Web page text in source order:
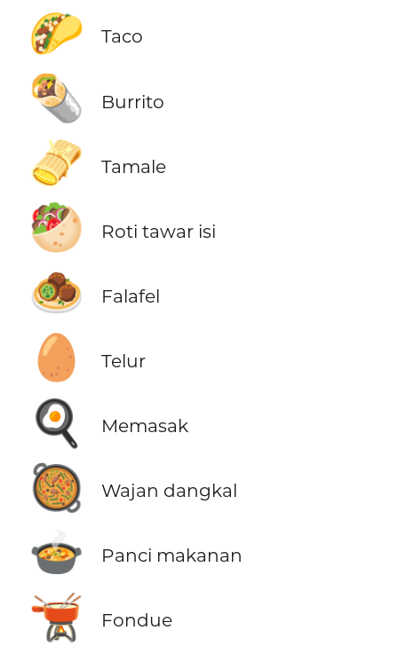
🌮 Taco
🌯 Burrito
🫔 Tamale
🥙 Roti tawar isi
🧆 Falafel
🥚 Telur
🍳 Memasak
🥘 Wajan dangkal
🍲 Panci makanan
🫕 Fondue